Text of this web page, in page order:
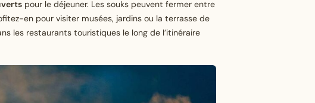
pour le déjeuner. Les souks peuvent fermer entre
en pour visiter musées, jardins ou la terrasse de
les restaurants touristiques le long de l’itinéraire